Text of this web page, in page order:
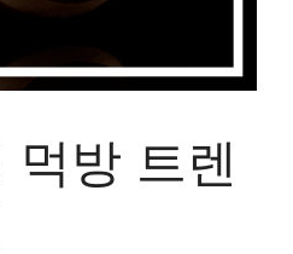
먹방 트렌